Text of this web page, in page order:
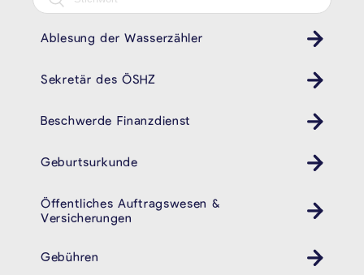
Ablesung der Wasserzähler
Sekretär des ÖSHZ
Beschwerde Finanzdienst
Geburtsurkunde
Öffentliches Auftragswesen &
Versicherungen
Gebühren